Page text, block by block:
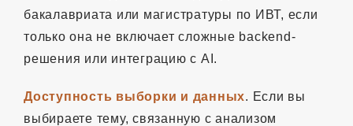
бакалавриата или магистратуры по ИВТ, если
только она не включает сложные backend-
решения или интеграцию с AI.
Доступность выборки и данных. Если вы
выбираете тему, связанную с анализом